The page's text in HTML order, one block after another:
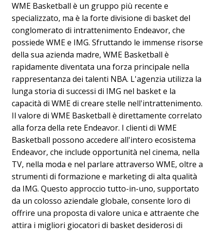
WME Basketball è un gruppo più recente e
specializzato, ma è la forte divisione di basket del
conglomerato di intrattenimento Endeavor, che
possiede WME e IMG. Sfruttando le immense risorse
della sua azienda madre, WME Basketball è
rapidamente diventata una forza principale nella
rappresentanza dei talenti NBA. L'agenzia utilizza la
lunga storia di successi di IMG nel basket e la
capacità di WME di creare stelle nell'intrattenimento.
Il valore di WME Basketball è direttamente correlato
alla forza della rete Endeavor. I clienti di WME
Basketball possono accedere all'intero ecosistema
Endeavor, che include opportunità nel cinema, nella
TV, nella moda e nel parlare attraverso WME, oltre a
strumenti di formazione e marketing di alta qualità
da IMG. Questo approccio tutto-in-uno, supportato
da un colosso aziendale globale, consente loro di
offrire una proposta di valore unica e attraente che
attira i migliori giocatori di basket desiderosi di